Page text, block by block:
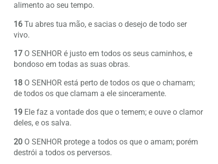
alimento ao seu tempo.
16 Tu abres tua mão, e sacias o desejo de todo ser
vivo.
17 O SENHOR é justo em todos os seus caminhos, e
bondoso em todas as suas obras.
18 O SENHOR está perto de todos os que o chamam;
de todos os que clamam a ele sinceramente.
19 Ele faz a vontade dos que o temem; e ouve o clamor
deles, e os salva.
20 O SENHOR protege a todos os que o amam; porém
destrói a todos os perversos.